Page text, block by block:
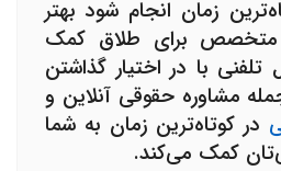
زمان انجام شود بهتر
برای طلاق کمک
تلفنی با در اختیار گذاشتن
مشاوره حقوقی آنلاین و
در کوتاه‌ترین زمان به شما
کمک می‌کند.